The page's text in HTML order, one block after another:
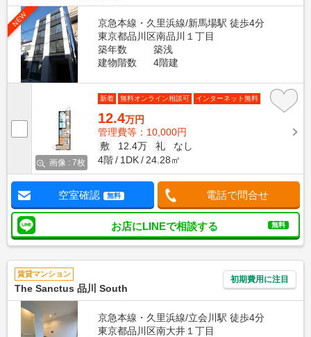
NEW
京急本線・久里浜線/新馬場駅 徒歩4分
東京都品川区南品川１丁目
築年数
築浅
建物階数
4階建
画像 : 7枚
新着 無料オンライン相談可 インターネット無料
12.4万円
管理費等：10,000円
敷
12.4万 礼
なし
4階
1DK 24.28㎡
空室確認 無料 電話で問合せ
お店にLINEで相談する 無料
賃貸マンション
The Sanctus 品川 South
初期費用に注目
京急本線・久里浜線/立会川駅 徒歩4分
東京都品川区南大井１丁目